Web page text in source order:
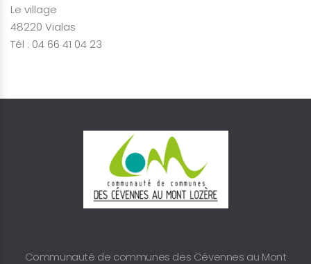
Le village
48220 Vialas
Tél : 04 66 41 04 23
Communauté de communes des Cévennes au Mont